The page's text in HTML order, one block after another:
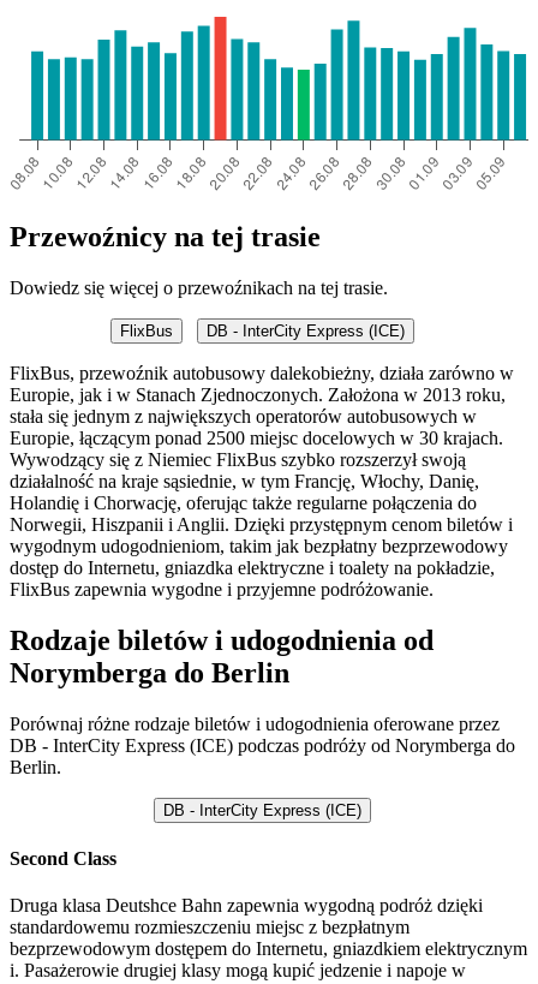
Przewoźnicy na tej trasie
Dowiedz się więcej o przewoźnikach na tej trasie.
FlixBus DB - InterCity Express (ICE)
FlixBus, przewoźnik autobusowy dalekobieżny, działa zarówno w
Europie, jak i w Stanach Zjednoczonych. Założona w 2013 roku,
stała się jednym z największych operatorów autobusowych w
Europie, łączącym ponad 2500 miejsc docelowych w 30 krajach.
Wywodzący się z Niemiec FlixBus szybko rozszerzył swoją
działalność na kraje sąsiednie, w tym Francję, Włochy, Danię,
Holandię i Chorwację, oferując także regularne połączenia do
Norwegii, Hiszpanii i Anglii. Dzięki przystępnym cenom biletów i
wygodnym udogodnieniom, takim jak bezpłatny bezprzewodowy
dostęp do Internetu, gniazdka elektryczne i toalety na pokładzie,
FlixBus zapewnia wygodne i przyjemne podróżowanie.
Rodzaje biletów i udogodnienia od
Norymberga do Berlin
Porównaj różne rodzaje biletów i udogodnienia oferowane przez
DB - InterCity Express (ICE) podczas podróży od Norymberga do
Berlin.
DB - InterCity Express (ICE)
Second Class
Druga klasa Deutshce Bahn zapewnia wygodną podróż dzięki
standardowemu rozmieszczeniu miejsc z bezpłatnym
bezprzewodowym dostępem do Internetu, gniazdkiem elektrycznym
i. Pasażerowie drugiej klasy mogą kupić jedzenie i napoje w